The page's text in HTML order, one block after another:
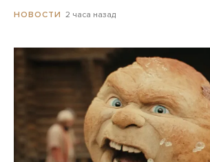
НОВОСТИ 2 часа назад